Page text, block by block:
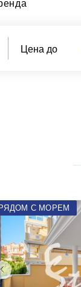
Цена до
РЯДОМ С МОРЕМ